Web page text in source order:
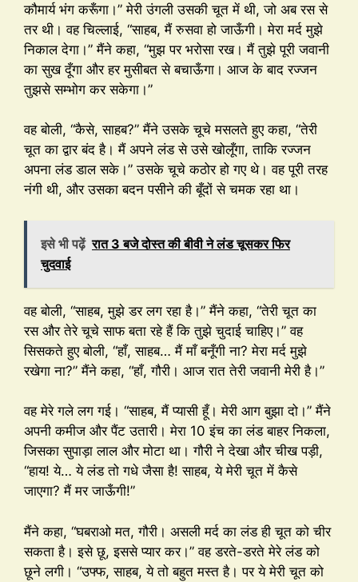
कौमार्य भंग करूँगा।” मेरी उंगली उसकी चूत में थी, जो अब रस से
तर थी। वह चिल्लाई, “साहब, मैं रुसवा हो जाऊँगी। मेरा मर्द मुझे
निकाल देगा।” मैंने कहा, “मुझ पर भरोसा रख। मैं तुझे पूरी जवानी
का सुख दूँगा और हर मुसीबत से बचाऊँगा। आज के बाद रज्जन
तुझसे सम्भोग कर सकेगा।”
वह बोली, “कैसे, साहब?” मैंने उसके चूचे मसलते हुए कहा, “तेरी
चूत का द्वार बंद है। मैं अपने लंड से उसे खोलूँगा, ताकि रज्जन
अपना लंड डाल सके।” उसके चूचे कठोर हो गए थे। वह पूरी तरह
नंगी थी, और उसका बदन पसीने की बूँदों से चमक रहा था।
इसे भी पढ़ें रात 3 बजे दोस्त की बीवी ने लंड चूसकर फिर
चुदवाई
वह बोली, “साहब, मुझे डर लग रहा है।” मैंने कहा, “तेरी चूत का
रस और तेरे चूचे साफ बता रहे हैं कि तुझे चुदाई चाहिए।” वह
सिसकते हुए बोली, “हाँ, साहब… मैं माँ बनूँगी ना? मेरा मर्द मुझे
रखेगा ना?” मैंने कहा, “हाँ, गौरी। आज रात तेरी जवानी मेरी है।”
वह मेरे गले लग गई। “साहब, मैं प्यासी हूँ। मेरी आग बुझा दो।” मैंने
अपनी कमीज और पैंट उतारी। मेरा 10 इंच का लंड बाहर निकला,
जिसका सुपाड़ा लाल और मोटा था। गौरी ने देखा और चीख पड़ी,
“हाय! ये… ये लंड तो गधे जैसा है! साहब, ये मेरी चूत में कैसे
जाएगा? मैं मर जाऊँगी!”
मैंने कहा, “घबराओ मत, गौरी। असली मर्द का लंड ही चूत को चीर
सकता है। इसे छू, इससे प्यार कर।” वह डरते-डरते मेरे लंड को
छूने लगी। “उफ्फ, साहब, ये तो बहुत मस्त है। पर ये मेरी चूत को